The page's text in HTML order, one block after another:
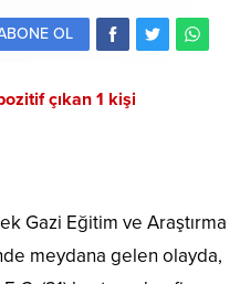
OL
çıkan 1 kişi
Gazi Eğitim ve Araştırma
meydana gelen olayda,